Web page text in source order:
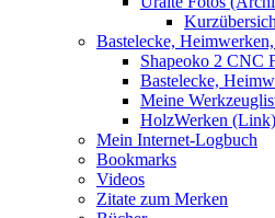
Bastelecke,
Shapeoko 2 CNC
Bastelecke,
Meine
HolzWerken (Link)
Mein Internet-Logbuch
Bookmarks
Videos
Zitate zum Merken